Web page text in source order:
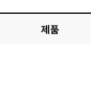
제품